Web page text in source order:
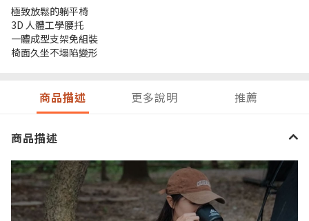
極致放鬆的躺平椅
3D 人體工學腰托
一體成型支架免組裝
椅面久坐不塌陷變形
商品描述 更多說明 推薦
商品描述